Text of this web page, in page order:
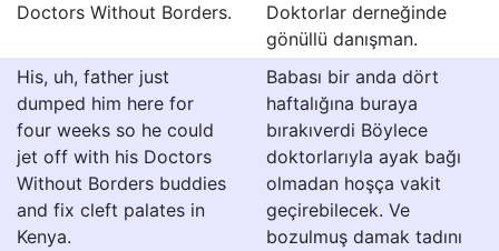
Doctors Without Borders.
Doktorlar derneğinde
gönüllü danışman.
His, uh, father just
dumped him here for
four weeks so he could
jet off with his Doctors
Without Borders buddies
and fix cleft palates in
Kenya.
Babası bir anda dört
haftalığına buraya
bırakıverdi Böylece
doktorlarıyla ayak bağı
olmadan hoşça vakit
geçirebilecek. Ve
bozulmuş damak tadını